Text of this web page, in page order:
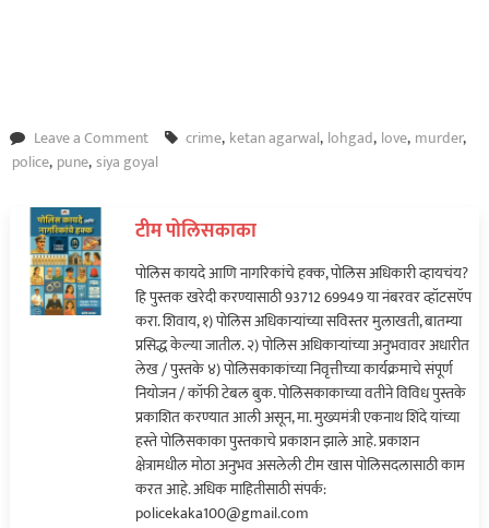
Leave a Commenton
खळबळजनक
बारावी
दारूचं
व्यसन,
अनेक
बॉयफ्रेंड
अन्…
crime, ketan agarwal, lohgad, love, murder,
police, pune,siya goyal
टीम पोलिसकाका
पोलिस कायदे आणि नागरिकांचे हक्क, पोलिस अधिकारी व्हायचंय?
हि पुस्तक खरेदी करण्यासाठी 93712 69949 या नंबरवर व्हॉटसऍप
करा. शिवाय, १) पोलिस अधिकाऱ्यांच्या सविस्तर मुलाखती, बातम्या
प्रसिद्ध केल्या जातील. २) पोलिस अधिकाऱ्यांच्या अनुभवावर अधारीत
लेख / पुस्तके ४) पोलिसकाकांच्या निवृत्तीच्या कार्यक्रमाचे संपूर्ण
नियोजन / कॉफी टेबल बुक. पोलिसकाकाच्या वतीने विविध पुस्तके
प्रकाशित करण्यात आली असून, मा. मुख्यमंत्री एकनाथ शिंदे यांच्या
हस्ते पोलिसकाका पुस्तकाचे प्रकाशन झाले आहे. प्रकाशन
क्षेत्रामधील मोठा अनुभव असलेली टीम खास पोलिसदलासाठी काम
करत आहे. अधिक माहितीसाठी संपर्क:
policekaka100@gmail.com